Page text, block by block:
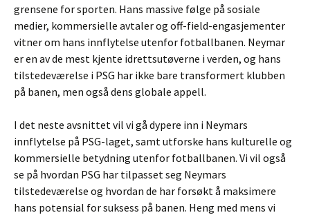
grensene for sporten. Hans massive følge på sosiale
medier, kommersielle avtaler og off-field-engasjementer
vitner om hans innflytelse utenfor fotballbanen. Neymar
er en av de mest kjente idrettsutøverne i verden, og hans
tilstedeværelse i PSG har ikke bare transformert klubben
på banen, men også dens globale appell.
I det neste avsnittet vil vi gå dypere inn i Neymars
innflytelse på PSG-laget, samt utforske hans kulturelle og
kommersielle betydning utenfor fotballbanen. Vi vil også
se på hvordan PSG har tilpasset seg Neymars
tilstedeværelse og hvordan de har forsøkt å maksimere
hans potensial for suksess på banen. Heng med mens vi